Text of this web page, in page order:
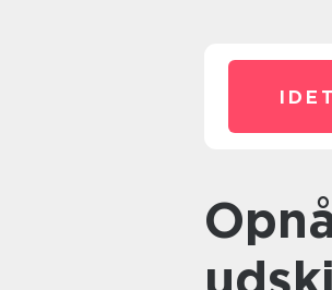
Opnå store fordele ved at